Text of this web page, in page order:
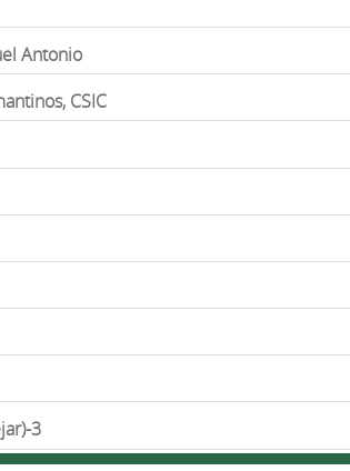
Antonio
CSIC
3